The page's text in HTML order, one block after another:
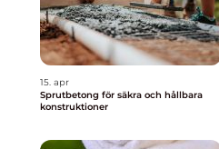
15. apr
Sprutbetong för säkra och hållbara
konstruktioner